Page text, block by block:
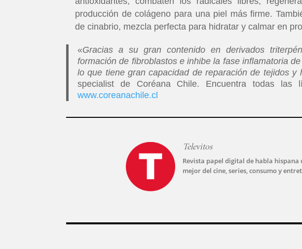
producción de colágeno para una piel más firme.
de cinabrio, mezcla perfecta para hidratar y calmar en
«Gracias a su gran contenido en derivados
formación de fibroblastos e inhibe la fase inflamatoria
lo que tiene gran capacidad de reparación de tejidos y
specialist de Coréana Chile. Encuentra todas
www.coreanachile.cl
Televitos
Revista papel digital de habla
mejor del cine, series, consumo y